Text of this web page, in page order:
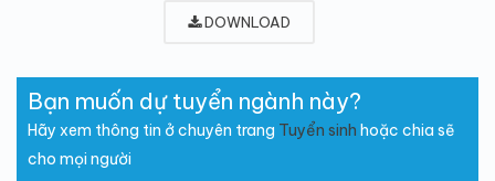
DOWNLOAD
Bạn muốn dự tuyển ngành này?
Hãy xem thông tin ở chuyên trang Tuyển sinh hoặc chia sẽ
cho mọi người